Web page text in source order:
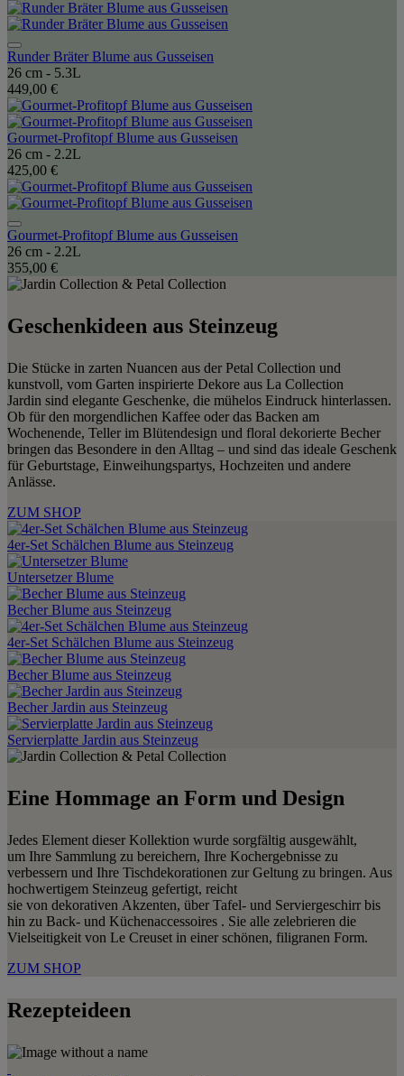
Runder Bräter Blume aus Gusseisen
26 cm - 5.3L
449,00 €
Gourmet-Profitopf Blume aus Gusseisen
26 cm - 2.2L
425,00 €
Gourmet-Profitopf Blume aus Gusseisen
26 cm - 2.2L
355,00 €
Geschenkideen aus Steinzeug
Die Stücke in zarten Nuancen aus der Petal Collection und
kunstvoll, vom Garten inspirierte Dekore aus La Collection
Jardin sind elegante Geschenke, die mühelos Eindruck hinterlassen.
Ob für den morgendlichen Kaffee oder das Backen am
Wochenende, Teller im Blütendesign und floral dekorierte Becher
bringen das Besondere in den Alltag – und sind das ideale Geschenk
für Geburtstage, Einweihungspartys, Hochzeiten und andere
Anlässe.
ZUM SHOP
4er-Set Schälchen Blume aus Steinzeug
Untersetzer Blume
Becher Blume aus Steinzeug
4er-Set Schälchen Blume aus Steinzeug
Becher Blume aus Steinzeug
Becher Jardin aus Steinzeug
Servierplatte Jardin aus Steinzeug
Eine Hommage an Form und Design
Jedes Element dieser Kollektion wurde sorgfältig ausgewählt,
um Ihre Sammlung zu bereichern, Ihre Kochergebnisse zu
verbessern und Ihre Tischdekorationen zur Geltung zu bringen. Aus
hochwertigem Steinzeug gefertigt, reicht
sie von dekorativen Akzenten, über Tafel- und Serviergeschirr bis
hin zu Back- und Küchenaccessoires . Sie alle zelebrieren die
Vielseitigkeit von Le Creuset in einer schönen, filigranen Form.
ZUM SHOP
Rezepteideen